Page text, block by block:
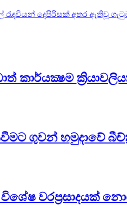
රැඳවියන් දෙපිරිසක් අතර ඇතිවූ
කාර්යක්‍ෂම
ගුවන් හමුදාවේ
වරප්‍රසාදයක්